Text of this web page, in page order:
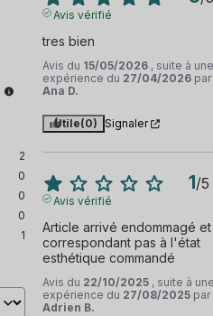
2
0
0
0
1
Avis vérifié
tres bien
Avis du 15/05/2026 , suite à une
expérience du 27/04/2026 par
Ana D.
Utile(0) Signaler
1/5
Avis vérifié
Article arrivé endommagé
correspondant pas à l'état
esthétique commandé
Avis du 22/10/2025 , suite à
expérience du 27/08/2025 par
Adrien B.